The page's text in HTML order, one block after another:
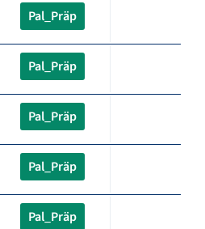
Pal_Präp
Pal_Präp
Pal_Präp
Pal_Präp
Pal_Präp